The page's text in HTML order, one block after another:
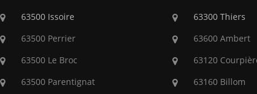
63500 Issoire
63500 Perrier
63500 Le Broc
63500 Parentignat
63300 Thiers
63600 Ambert
63120
63160 Billom